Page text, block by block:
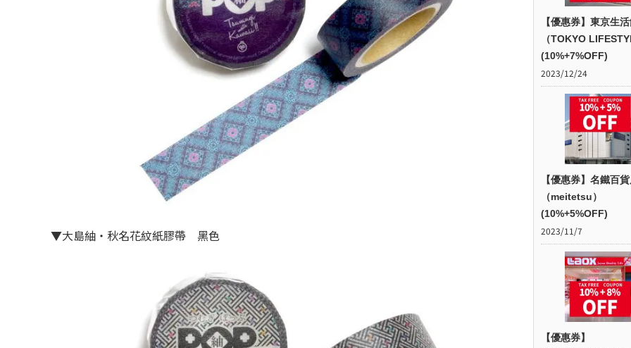
▼大島紬・秋名花紋紙膠帶 黑色
【優惠券】東京生
（TOKYO
(10%+7%OFF)
2023/12/24
【優惠券】名鐵百
（meitetsu）
(10%+5%OFF)
2023/11/7
【優惠券】